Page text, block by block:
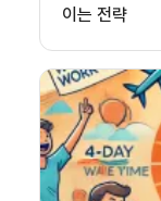
이는 전략